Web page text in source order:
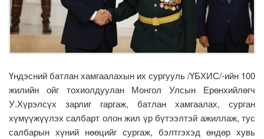
Үндэсний батлан хамгаалахын их сургууль /ҮБХИС/-ийн 100
жилийн ойг тохиолдуулан Монгол Улсын Ерөнхийлөгч
У.Хүрэлсүх зарлиг гаргаж, батлан хамгаалах, сурган
хүмүүжүүлэх салбарт олон жил үр бүтээлтэй ажиллаж, тус
салбарын хүний нөөцийг сургаж, бэлтгэхэд өндөр хувь